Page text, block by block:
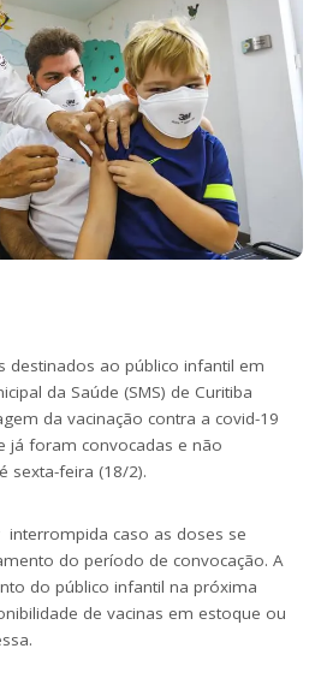
destinados ao público infantil em
da Saúde (SMS) de Curitiba
da vacinação contra a covid-19
já foram convocadas e não
sexta-feira (18/2).
caso as doses se
do período de convocação. A
do público infantil na próxima
de vacinas em estoque ou